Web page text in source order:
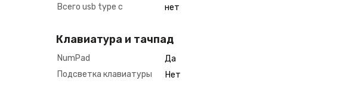
Всего usb type c
нет
Клавиатура и тачпад
NumPad
Да
Подсветка клавиатуры
Нет